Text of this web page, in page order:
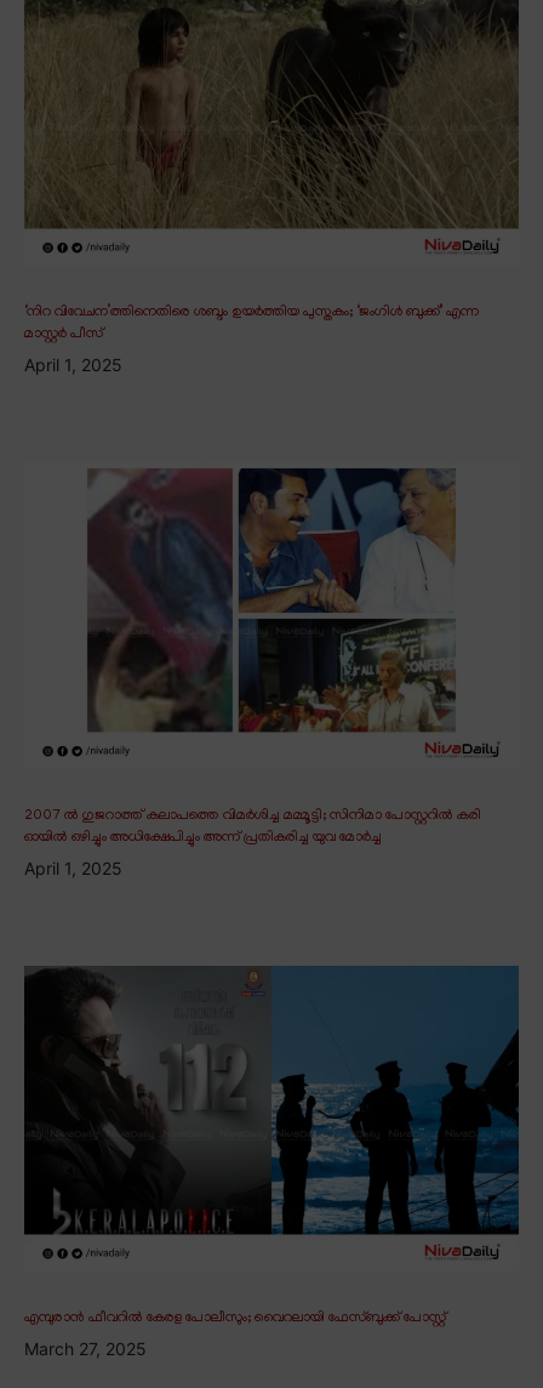
‘നിറ വിവേചന’ത്തിനെതിരെ ശബ്ദം ഉയർത്തിയ പുസ്തകം; ‘ജംഗിൾ ബുക്ക്’ എന്ന
മാസ്റ്റർ പീസ്
April 1, 2025
2007 ൽ ഗുജറാത്ത് കലാപത്തെ വിമർശിച്ച മമ്മൂട്ടി; സിനിമാ പോസ്റ്ററിൽ കരി
ഓയിൽ ഒഴിച്ചും അധിക്ഷേപിച്ചും അന്ന് പ്രതികരിച്ച യുവ മോർച്ച
April 1, 2025
എമ്പുരാൻ ഫീവറിൽ കേരള പോലീസും; വൈറലായി ഫേസ്ബുക്ക് പോസ്റ്റ്
March 27, 2025